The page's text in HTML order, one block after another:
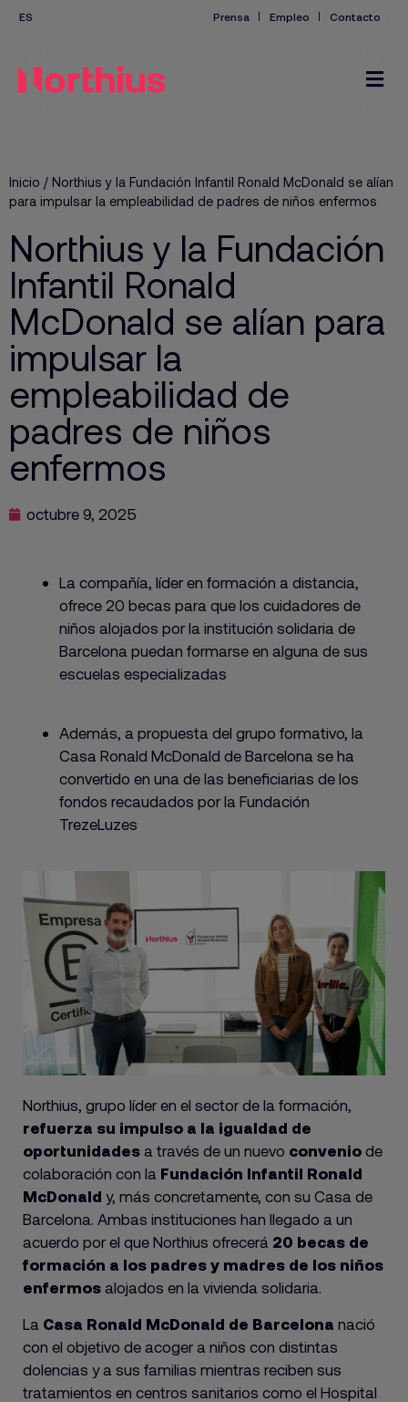
Prensa Empleo Contacto
Inicio / Northius y la Fundación Infantil Ronald McDonald se alían
para impulsar la empleabilidad de padres de niños enfermos
Northius y la Fundación
Infantil Ronald
McDonald se alían para
impulsar la
empleabilidad de
padres de niños
enfermos
octubre 9, 2025
La compañía, líder en formación a distancia,
ofrece 20 becas para que los cuidadores de
niños alojados por la institución solidaria de
Barcelona puedan formarse en alguna de sus
escuelas especializadas
Además, a propuesta del grupo formativo, la
Casa Ronald McDonald de Barcelona se ha
convertido en una de las beneficiarias de los
fondos recaudados por la Fundación
TrezeLuzes
Northius, grupo líder en el sector de la formación,
refuerza su impulso a la igualdad de
oportunidades a través de un nuevo convenio de
colaboración con la Fundación Infantil Ronald
McDonald y, más concretamente, con su Casa de
Barcelona. Ambas instituciones han llegado a un
acuerdo por el que Northius ofrecerá 20 becas de
formación a los padres y madres de los niños
enfermos alojados en la vivienda solidaria.
La Casa Ronald McDonald de Barcelona nació
con el objetivo de acoger a niños con distintas
dolencias y a sus familias mientras reciben sus
tratamientos en centros sanitarios como el Hospital